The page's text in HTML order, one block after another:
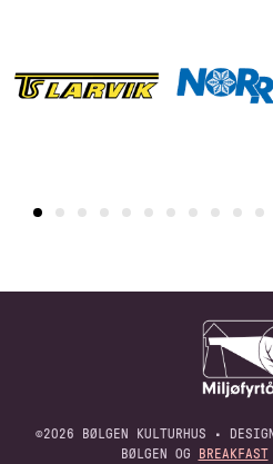
©2026 BØLGEN KULTURHUS •
BØLGEN OG
BREAKFAST